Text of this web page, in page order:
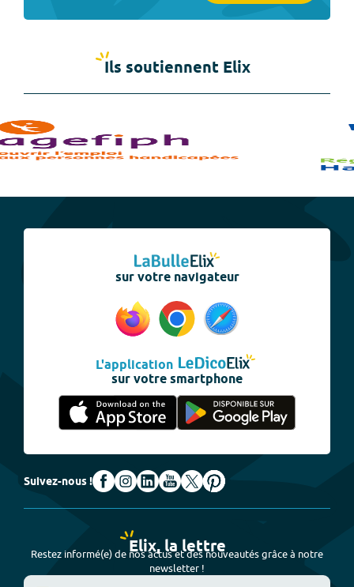
Ils soutiennent Elix
sur votre navigateur
L'application
sur votre smartphone
Suivez-nous !
Elix, la lettre
Restez informé(e) de nos actus et des nouveautés grâce à notre
newsletter !